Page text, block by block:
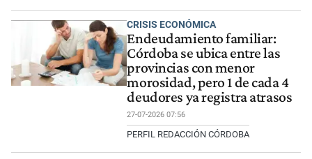
CRISIS ECONÓMICA
Endeudamiento familiar:
Córdoba se ubica entre las
provincias con menor
morosidad, pero 1 de cada 4
deudores ya registra atrasos
27-07-2026 07:56
PERFIL REDACCIÓN CÓRDOBA